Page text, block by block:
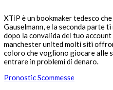
XTiP è un bookmaker tedesco
Gauselmann, e la seconda parte
dopo la convalida del tuo
manchester united molti siti
coloro che vogliono giocare alle
entrare in problemi di denaro.
Pronostic Scommesse